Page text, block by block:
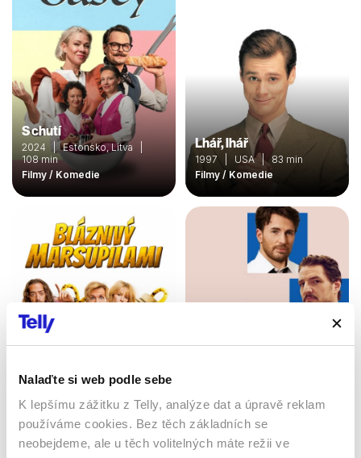
Nalaďte si web podle sebe
K lepšímu zážitku z Telly, analýze dat a úpravě reklam
používáme cookies. Bez těch základních se
neobejdeme, ale u těch volitelných máte režii ve
S chutí
2024 | Estonsko, Litva |
108 min
Filmy / Komedie
Lhář, lhář
1997 | USA | 83 min
Filmy / Komedie
Bláznivý Marsupilami
2025 | 10 min
Filmy / Dobrodružné /
Komedie
Dokonalá shoda
2025 | 117 min
Filmy / Komedie / Drama